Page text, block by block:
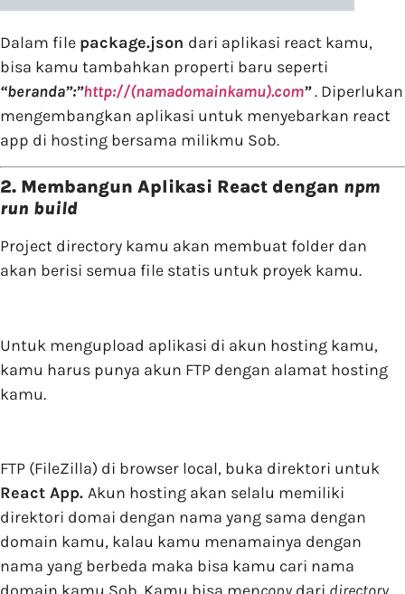
Dalam file package.json dari aplikasi react kamu,
bisa kamu tambahkan properti baru seperti
“beranda”:”http://(namadomainkamu).com”. Diperlukan
mengembangkan aplikasi untuk menyebarkan react
app di hosting bersama milikmu Sob.
2. Membangun Aplikasi React dengan npm
run build
Project directory kamu akan membuat folder dan
akan berisi semua file statis untuk proyek kamu.
Untuk mengupload aplikasi di akun hosting kamu,
kamu harus punya akun FTP dengan alamat hosting
kamu.
FTP (FileZilla) di browser local, buka direktori untuk
React App. Akun hosting akan selalu memiliki
direktori domai dengan nama yang sama dengan
domain kamu, kalau kamu menamainya dengan
nama yang berbeda maka bisa kamu cari nama